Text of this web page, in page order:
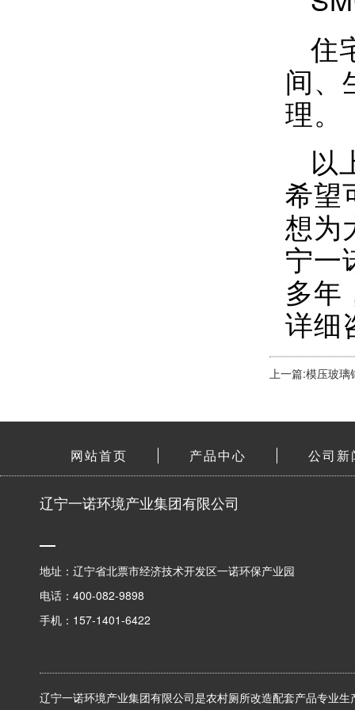
住
间、
理。
以
希望
想为
宁一
多年
详细
上一篇:模压玻
网站首页 产品中心 公司新
辽宁一诺环境产业集团有限公司
地址：辽宁省北票市经济技术开发区一诺环保产业园
电话：400-082-9898
手机：157-1401-6422
辽宁一诺环境产业集团有限公司是农村厕所改造配套产品专业生